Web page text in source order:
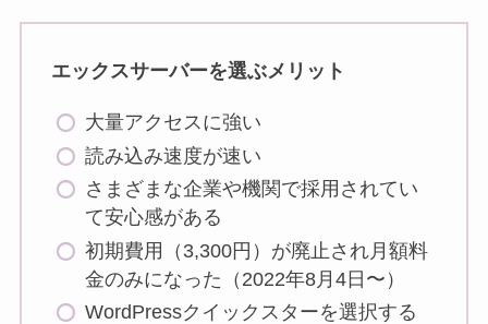
エックスサーバーを選ぶメリット
大量アクセスに強い
読み込み速度が速い
さまざまな企業や機関で採用されてい
て安心感がある
初期費用（3,300円）が廃止され月額料
金のみになった（2022年8月4日〜）
WordPressクイックスターを選択する